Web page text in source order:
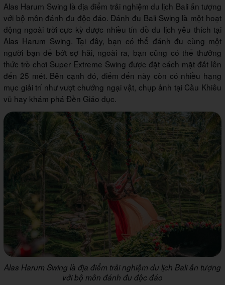
Alas Harum Swing là địa điểm trải nghiệm du lịch Bali ấn tượng
với bộ môn đánh đu độc đáo. Đánh đu Bali Swing là một hoạt
động ngoài trời cực kỳ được nhiều tín đồ du lịch yêu thích tại
Alas Harum Swing. Tại đây, bạn có thể đánh đu cùng một
người bạn để bớt sợ hãi, ngoài ra, bạn cũng có thể thưởng
thức trò chơi Super Extreme Swing được đặt cách mặt đất lên
đến 25 mét. Bên cạnh đó, điểm đến này còn có nhiều hạng
mục giải trí như vượt chướng ngại vật, chụp ảnh tại Cầu Khiêu
vũ hay khám phá Đền Giáo dục.
Alas Harum Swing là địa điểm trải nghiệm du lịch Bali ấn tượng
với bộ môn đánh đu độc đáo